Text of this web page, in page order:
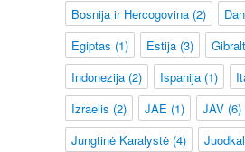
Bosnija ir Hercogovina(2)
Egiptas (1) Estija(3)
Indonezija(2) Ispanija(1)
Izraelis (2) JAE (1) JAV(6)
Jungtinė Karalystė(4)